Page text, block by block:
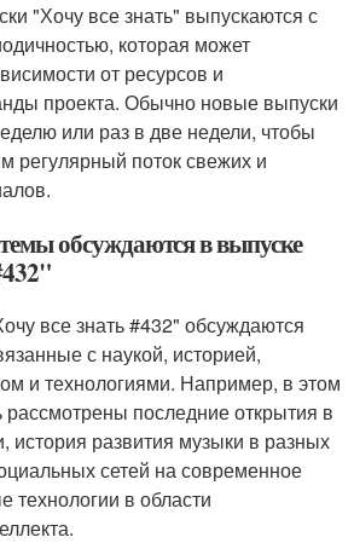
"Хочу все знать" выпускаются с
которая может
от ресурсов и
проекта. Обычно новые выпуски
или раз в две недели, чтобы
регулярный поток свежих и
обсуждаются в выпуске
все знать #432" обсуждаются
с наукой, историей,
и технологиями. Например, в этом
рассмотрены последние открытия в
история развития музыки в разных
сетей на современное
технологии в области